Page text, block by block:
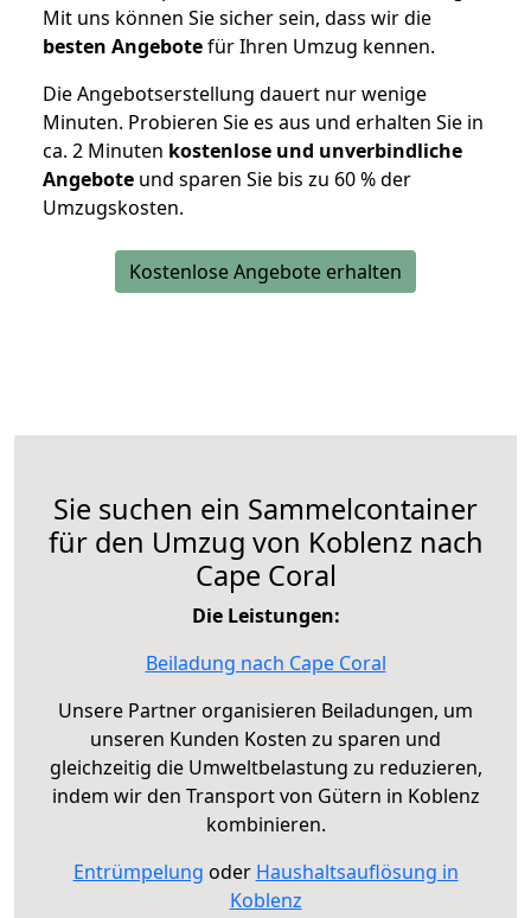
Mit uns können Sie sicher sein, dass wir die
besten Angebotefür Ihren Umzug kennen.
Die Angebotserstellung dauert nur wenige
Minuten. Probieren Sie es aus und erhalten Sie in
ca. 2 Minuten kostenlose und unverbindliche
Angebote und sparen Sie bis zu 60 % der
Umzugskosten.
Kostenlose Angebote erhalten
Sie suchen ein Sammelcontainer
für den Umzug von Koblenz nach
Cape Coral
Die Leistungen:
Beiladung nach Cape Coral
Unsere Partner organisieren Beiladungen, um
unseren Kunden Kosten zu sparen und
gleichzeitig die Umweltbelastung zu reduzieren,
indem wir den Transport von Gütern in Koblenz
kombinieren.
Entrümpelung oder Haushaltsauflösung in
Koblenz